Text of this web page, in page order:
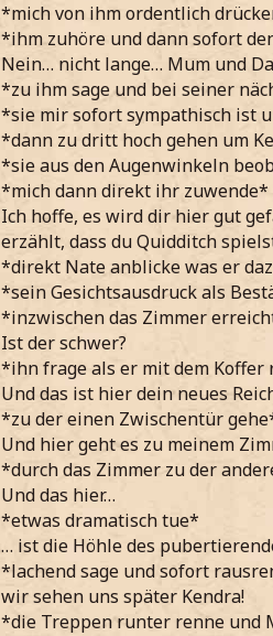
*mich von ihm ordentlich
*ihm zuhöre und dann sofort
Nein… nicht lange… Mum und
*zu ihm sage und bei seiner
*sie mir sofort sympathisch ist
*dann zu dritt hoch gehen um
*sie aus den Augenwinkeln
*mich dann direkt ihr zuwende*
Ich hoffe, es wird dir hier gut
erzählt, dass du Quidditch
*direkt Nate anblicke was er
*sein Gesichtsausdruck als
*inzwischen das Zimmer
Ist der schwer?
*ihn frage als er mit dem Koffer
Und das ist hier dein neues
*zu der einen Zwischentür
Und hier geht es zu meinem
*durch das Zimmer zu der
Und das hier…
*etwas dramatisch tue*
… ist die Höhle des
*lachend sage und sofort
wir sehen uns später Kendra!
*die Treppen runter renne und